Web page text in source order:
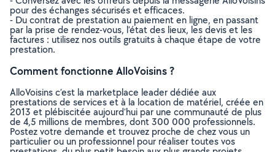
pour des échanges sécurisés et efficaces.
- Du contrat de prestation au paiement en ligne, en passant
par la prise de rendez-vous, l’état des lieux, les devis et les
factures : utilisez nos outils gratuits à chaque étape de votre
prestation.
Comment fonctionne AlloVoisins ?
AlloVoisins c’est la marketplace leader dédiée aux
prestations de services et à la location de matériel, créée en
2013 et plébiscitée aujourd’hui par une communauté de plus
de 4,5 millions de membres, dont 300 000 professionnels.
Postez votre demande et trouvez proche de chez vous un
particulier ou un professionnel pour réaliser toutes vos